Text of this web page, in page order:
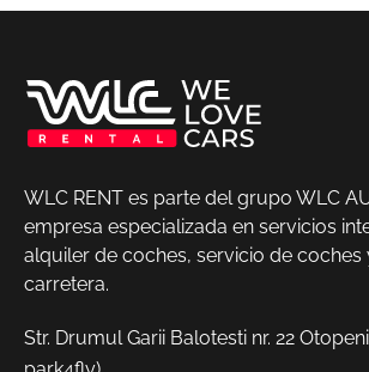
WLC RENT es parte del grupo WLC
empresa especializada en servicios
alquiler de coches, servicio de coches
carretera.
Str. Drumul Garii Balotesti nr. 22